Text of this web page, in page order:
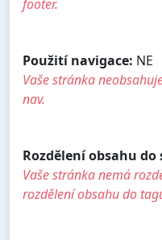
footer.
Použití navigace: NE
Vaše stránka
nav.
Rozdělení obsahu do
Vaše stránka nemá
rozdělení obsahu do